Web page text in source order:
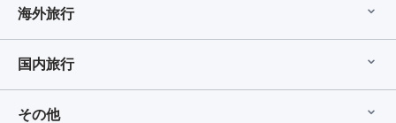
海外旅行
国内旅行
その他